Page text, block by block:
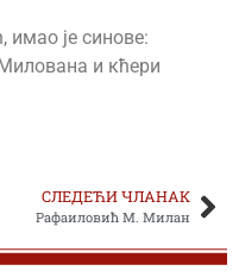
је синове:
и кћери
СЛЕДЕЋИ ЧЛАНАК
Рафаиловић М. Милан